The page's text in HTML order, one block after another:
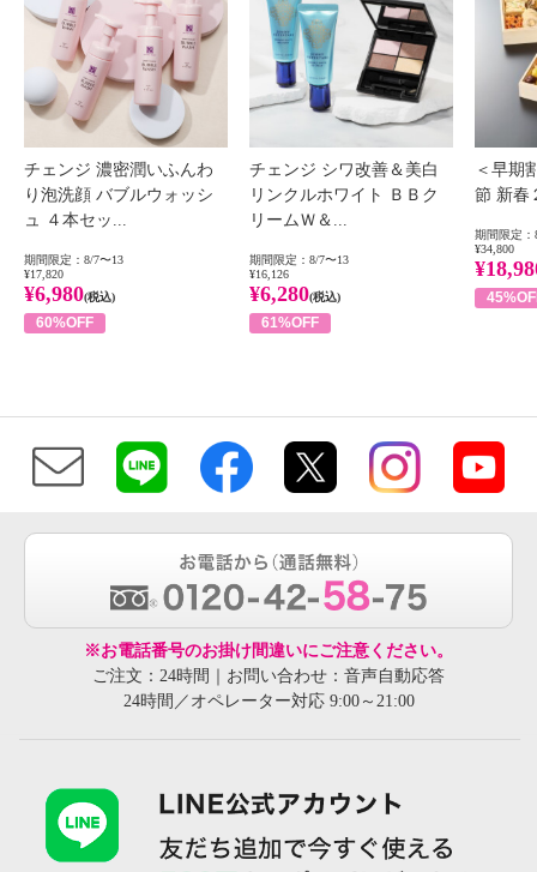
チェンジ 濃密潤いふんわ
り泡洗顔 バブルウォッシ
ュ ４本セッ...
期間限定：8/7〜13
¥17,820
¥6,980(税込)
60%OFF
チェンジ シワ改善＆美白
リンクルホワイト ＢＢク
リームＷ＆...
期間限定：8/7〜13
¥16,126
¥6,280(税込)
61%OFF
＜早期
節 新春
期間限定：
¥34,800
※お電話番号のお掛け間違いにご注意ください。
ご注文：24時間｜お問い合わせ：音声自動応答
24時間／オペレーター対応 9:00～21:00